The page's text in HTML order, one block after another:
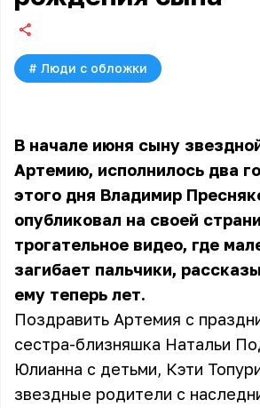
# Люди с обложки
В начале июня сыну
Артемию, исполнилось два
этого дня Владимир
опубликовал на своей
трогательное видео, где
загибает пальчики,
ему теперь лет.
Поздравить Артемия с
сестра-близняшка Натальи
Юлианна с детьми, Кэти
звездные родители с